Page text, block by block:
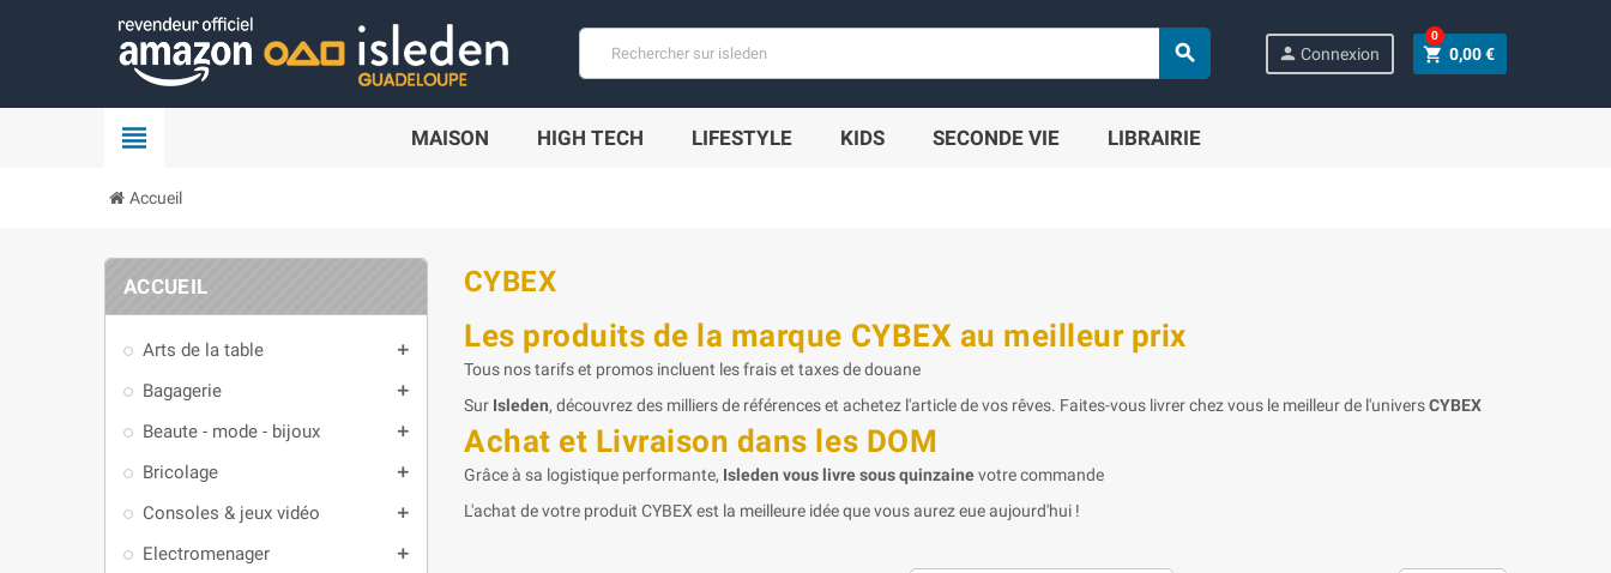
 person Connexion shopping_cart 0,00 €
0
view_headline MAISON HIGH TECH LIFESTYLE KIDS SECONDE VIE LIBRAIRIE
Accueil
ACCUEIL
Arts de la table add
Bagagerie add
Beaute - mode - bijoux add
Bricolage add
Consoles & jeux vidéo add
Electromenager add
CYBEX
Les produits de la marque CYBEX au meilleur prix
Tous nos tarifs et promos incluent les frais et taxes de douane
Sur Isleden, découvrez des milliers de références et achetez l'article de vos rêves. Faites-vous livrer chez vous le meilleur de l'universCYBEX
Achat et Livraison dans les DOM
Grâce à sa logistique performante, Isleden vous livre sous quinzainevotre commande
L'achat de votre produit CYBEX est la meilleure idée que vous aurez eue aujourd'hui !